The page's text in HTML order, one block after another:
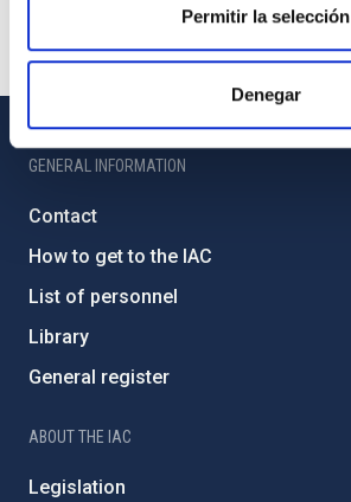
Permitir la selección
Denegar
GENERAL INFORMATION
Contact
How to get to the IAC
List of personnel
Library
General register
ABOUT THE IAC
Legislation